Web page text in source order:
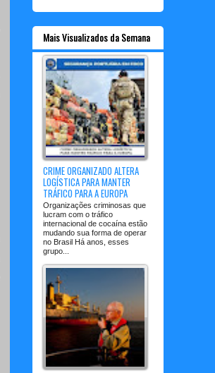
Mais Visualizados da Semana
CRIME ORGANIZADO ALTERA
LOGÍSTICA PARA MANTER
TRÁFICO PARA A EUROPA
Organizações criminosas que
lucram com o tráfico
internacional de cocaína estão
mudando sua forma de operar
no Brasil Há anos, esses
grupo...